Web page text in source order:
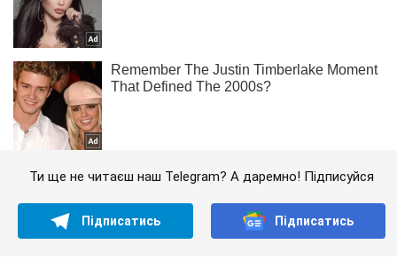
Ти ще не читаєш наш Telegram? А даремно! Підписуйся
Підписатись Підписатись